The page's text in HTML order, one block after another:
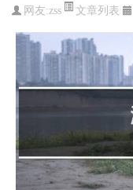
网友:zss 文章列表